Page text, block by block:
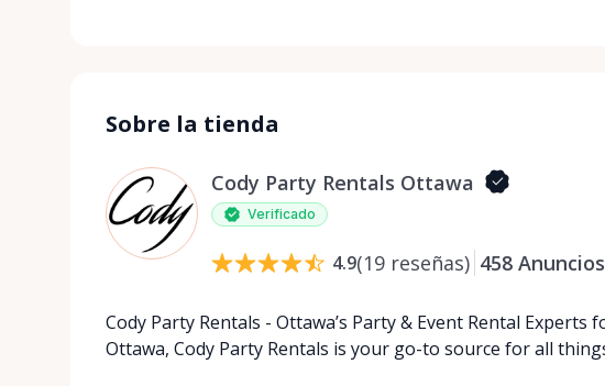
Sobre la tienda
Cody Party Rentals Ottawa
Verificado
4.9(19 reseñas) 458 Anuncios
Cody Party Rentals - Ottawa’s Party & Event Rental Experts
Ottawa, Cody Party Rentals is your go-to source for all